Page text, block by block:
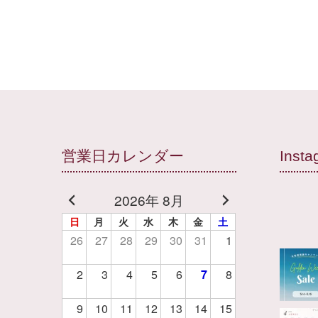
営業日カレンダー
2026年 8月
日 月 火 水 木 金 土
26 27 28 29 30 31 1
2 3 4 5 6 7 8
9 10 11 12 13 14 15